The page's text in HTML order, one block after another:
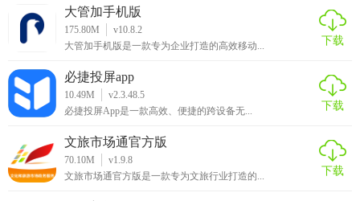
大管加手机版
175.80M
v10.8.2
大管加手机版是一款专为企业打造的高效移动...
下载
必捷投屏app
10.49M
v2.3.48.5
必捷投屏App是一款高效、便捷的跨设备无...
下载
文旅市场通官方版
70.10M
v1.9.8
文旅市场通官方版是一款专为文旅行业打造的...
下载